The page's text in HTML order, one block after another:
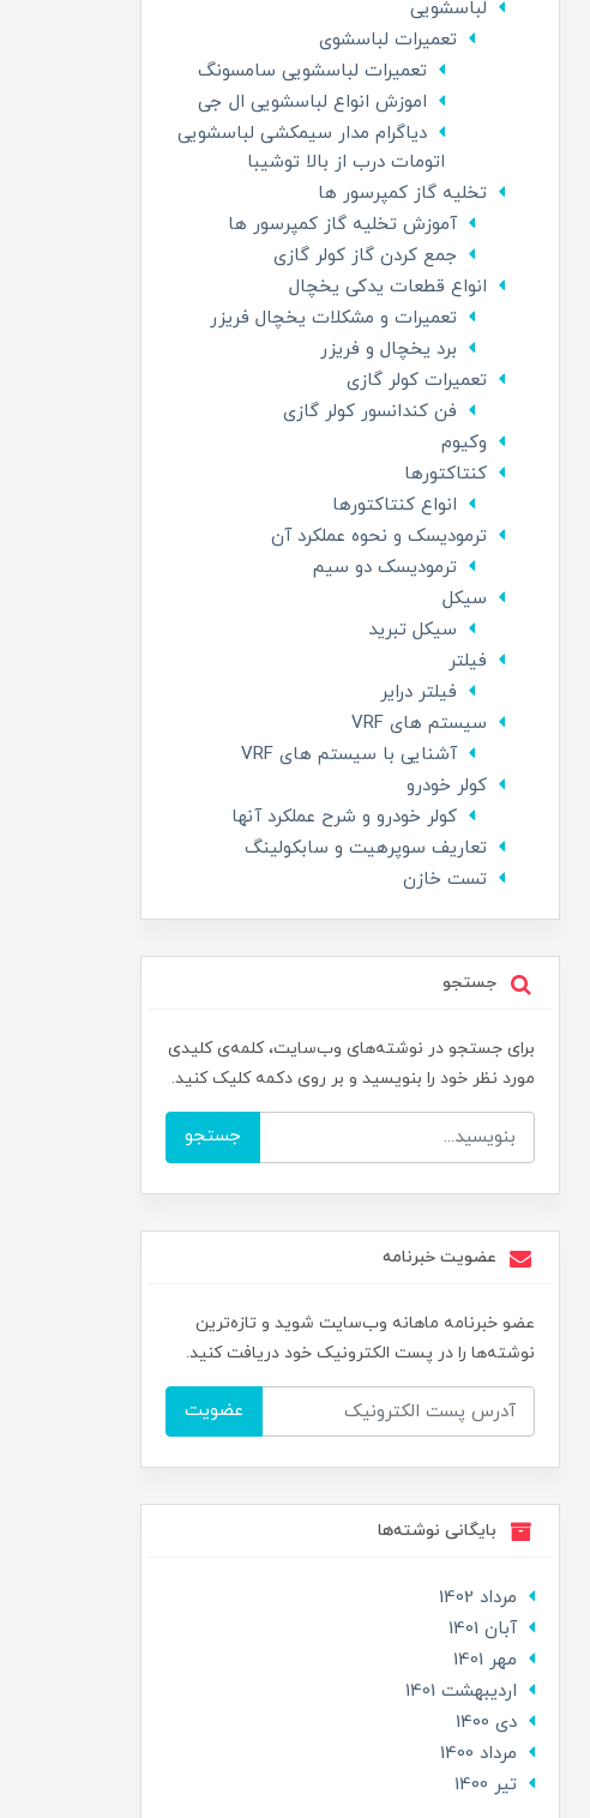
لباسشویی
تعمیرات لباسشوی
تعمیرات لباسشویی سامسونگ
اموزش انواع لباسشویی ال جی
دیاگرام مدار سیمکشی لباسشویی
اتومات درب از بالا توشیبا
تخلیه گاز کمپرسور ها
آموزش تخلیه گاز کمپرسور ها
جمع کردن گاز کولر گازی
انواع قطعات یدکی یخچال
تعمیرات و مشکلات یخچال فریزر
برد یخچال و فریزر
تعمیرات کولر گازی
فن کندانسور کولر گازی
وکیوم
کنتاکتورها
انواع کنتاکتورها
ترمودیسک و نحوه عملکرد آن
ترمودیسک دو سیم
سیکل
سیکل تبرید
فیلتر
فیلتر درایر
سیستم های VRF
آشنایی با سیستم های VRF
کولر خودرو
کولر خودرو و شرح عملکرد آنها
تعاریف سوپرهیت و سابکولینگ
تست خازن
جستجو
برای جستجو در نوشته‌های وب‌سایت، کلمه‌ی کلیدی
مورد نظر خود را بنویسید و بر روی دکمه کلیک کنید.
جستجو
عضویت خبرنامه
عضو خبرنامه ماهانه وب‌سایت شوید و تازه‌ترین
نوشته‌ها را در پست الکترونیک خود دریافت کنید.
عضویت
بایگانی نوشته‌ها
مرداد 1402
آبان 1401
مهر 1401
ارديبهشت 1401
دی 1400
مرداد 1400
تير 1400